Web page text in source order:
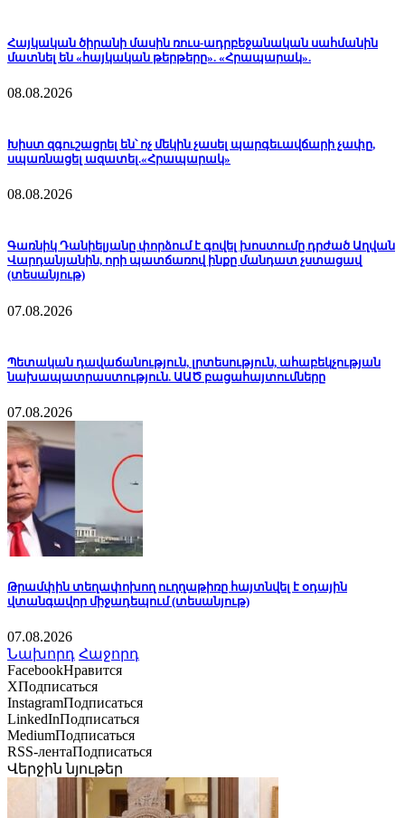
Հայկական ծիրանի մասին ռուս-ադրբեջանական սահմանին
մատնել են «հայկական թերթերը». «Հրապարակ».
08.08.2026
Խիստ զգուշացրել են՝ ոչ մեկին չասել պարգեւավճարի չափը,
սպառնացել ազատել.«Հրապարակ»
08.08.2026
Գառնիկ Դանիելյանը փորձում է գովել խոստումը դրժած Աղվան
Վարդանյանին, որի պատճառով ինքը մանդատ չստացավ
(տեսանյութ)
07.08.2026
Պետական դավաճանություն, լրտեսություն, ահաբեկչության
նախապատրաստություն. ԱԱԾ բացահայտումները
07.08.2026
Թրամփին տեղափոխող ուղղաթիռը հայտնվել է օդային
վտանգավոր միջադեպում (տեսանյութ)
07.08.2026
Նախորդ Հաջորդ
FacebookНравится
XПодписаться
InstagramПодписаться
LinkedInПодписаться
MediumПодписаться
RSS-лентаПодписаться
Վերջին նյութեր